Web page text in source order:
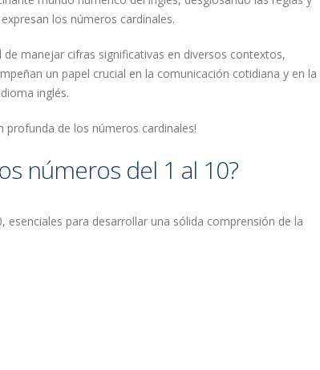
los números cardinales.
manejar cifras significativas en diversos contextos,
un papel crucial en la comunicación cotidiana y en la
inglés.
profunda de los números cardinales!
números del 1 al 10?
para desarrollar una sólida comprensión de la